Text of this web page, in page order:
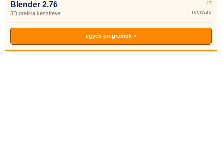
Blender 2.76
3D grafika készítése.
47
Freeware
egyéb programok »